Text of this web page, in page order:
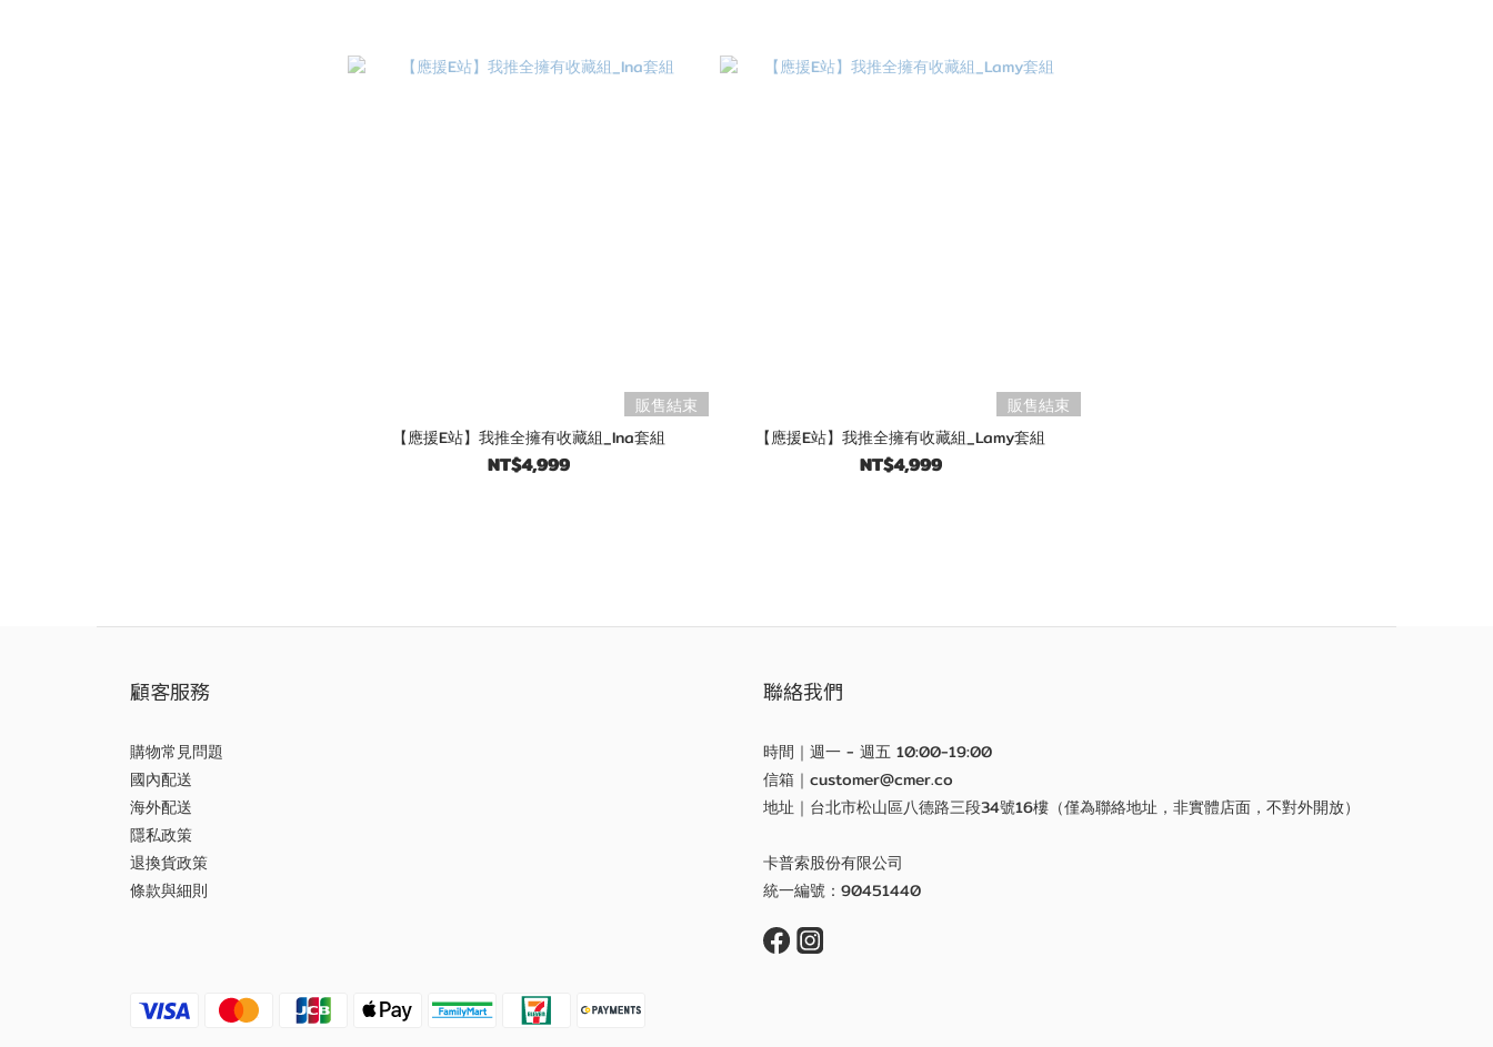
販售結束
【應援E站】我推全擁有收藏組_Ina套組
NT$4,999
販售結束
【應援E站】我推全擁有收藏組_Lamy套組
NT$4,999
顧客服務
購物常見問題
國內配送
海外配送
隱私政策
退換貨政策
條款與細則
聯絡我們
時間｜週一 - 週五 10:00-19:00
信箱｜customer@cmer.co
地址｜台北市松山區八德路三段34號16樓（僅為聯絡地址，非實體店面，不對外開放）
卡普索股份有限公司
統一編號：90451440